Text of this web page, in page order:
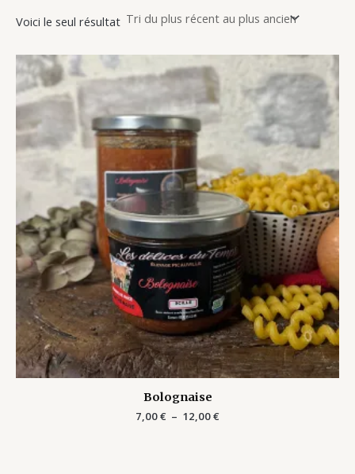
Voici le seul résultat
Bolognaise
7,00€ – 12,00€
de
prix :
7,00 €
12,00 €